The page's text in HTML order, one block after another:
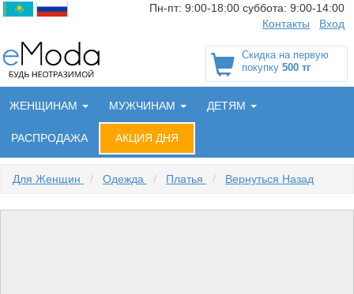
Пн-пт: 9:00-18:00 суббота: 9:00-14:00
Контакты
Вход
Скидка на первую
покупку 500 тг
ЖЕНЩИНАМ МУЖЧИНАМ ДЕТЯМ
РАСПРОДАЖА АКЦИЯ ДНЯ
Для Женщин / Одежда / Платья / Вернуться Назад